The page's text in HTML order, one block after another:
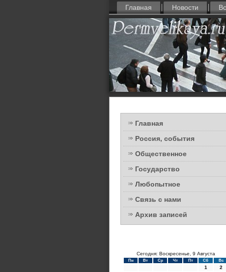
Главная Новости
Главная
Россия, события
Общественное
Государство
Любопытное
Связь с нами
Архив записей
Сегодня: Воскресенье, 9 Августа
Пн Вт Ср Чт Пт Сб Вс
1
2